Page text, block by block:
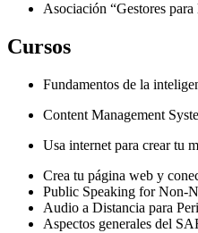
Asociación “Gestores
Cursos
Fundamentos de la
Content Management
Usa internet para crear tu
Crea tu página web y
Public Speaking for Non-
Audio a Distancia para
Aspectos generales del